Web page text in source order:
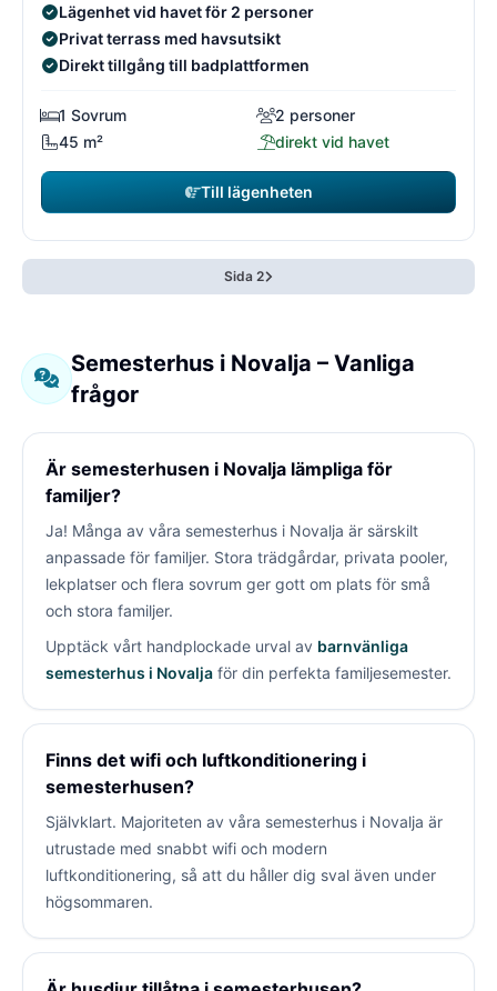
Lägenhet vid havet för 2 personer
Privat terrass med havsutsikt
Direkt tillgång till badplattformen
1 Sovrum
2 personer
45 m²
direkt vid havet
Till lägenheten
Sida 2
Semesterhus i Novalja – Vanliga
frågor
Är semesterhusen i Novalja lämpliga för
familjer?
Ja! Många av våra semesterhus i Novalja är särskilt
anpassade för familjer. Stora trädgårdar, privata pooler,
lekplatser och flera sovrum ger gott om plats för små
och stora familjer.
Upptäck vårt handplockade urval av barnvänliga
semesterhus i Novalja för din perfekta familjesemester.
Finns det wifi och luftkonditionering i
semesterhusen?
Självklart. Majoriteten av våra semesterhus i Novalja är
utrustade med snabbt wifi och modern
luftkonditionering, så att du håller dig sval även under
högsommaren.